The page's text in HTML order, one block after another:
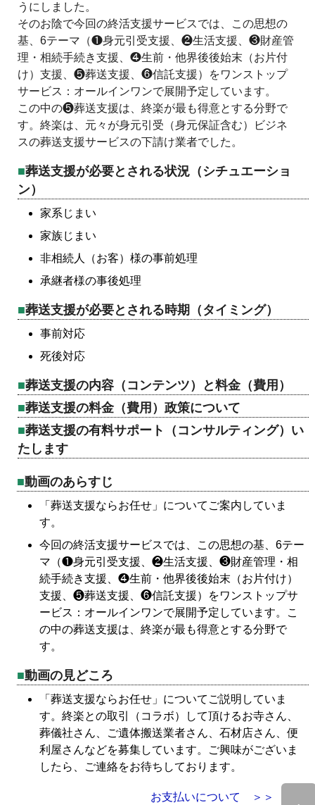
うにしました。
そのお陰で今回の終活支援サービスでは、この思想の
基、6テーマ（❶身元引受支援、❷生活支援、❸財産管
理・相続手続き支援、❹生前・他界後後始末（お片付
け）支援、❺葬送支援、❻信託支援）をワンストップ
サービス：オールインワンで展開予定しています。
この中の❺葬送支援は、終楽が最も得意とする分野で
す。終楽は、元々が身元引受（身元保証含む）ビジネ
スの葬送支援サービスの下請け業者でした。
葬送支援が必要とされる状況（シチュエーショ
ン）
家系じまい
家族じまい
非相続人（お客）様の事前処理
承継者様の事後処理
葬送支援が必要とされる時期（タイミング）
事前対応
死後対応
葬送支援の内容（コンテンツ）と料金（費用）
葬送支援の料金（費用）政策について
葬送支援の有料サポート（コンサルティング）い
たします
動画のあらすじ
「葬送支援ならお任せ」についてご案内していま
す。
今回の終活支援サービスでは、この思想の基、6テー
マ（❶身元引受支援、❷生活支援、❸財産管理・相
続手続き支援、❹生前・他界後後始末（お片付け）
支援、❺葬送支援、❻信託支援）をワンストップサ
ービス：オールインワンで展開予定しています。こ
の中の葬送支援は、終楽が最も得意とする分野で
す。
動画の見どころ
「葬送支援ならお任せ」についてご説明していま
す。終楽との取引（コラボ）して頂けるお寺さん、
葬儀社さん、ご遺体搬送業者さん、石材店さん、便
利屋さんなどを募集しています。ご興味がございま
したら、ご連絡をお待ちしております。
お支払いについて ＞＞